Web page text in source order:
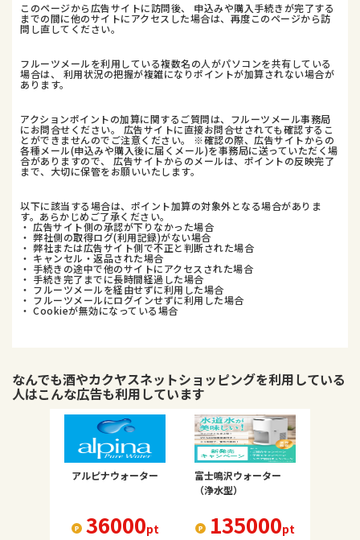
このページから広告サイトに訪問後、 申込みや購入手続きが完了する
までの間に他のサイトにアクセスした場合は、再度このページから訪
問し直してください。
フルーツメールを利用している複数名の人がパソコンを共有している
場合は、 利用状況の把握が複雑になりポイントが加算されない場合が
あります。
アクションポイントの加算に関するご質問は、フルーツメール事務局
にお問合せください。 広告サイトに直接お問合せされても確認するこ
とができませんのでご注意ください。 ※確認の際、広告サイトからの
各種メール(申込みや購入後に届くメール)を事務局に送っていただく場
合がありますので、 広告サイトからのメールは、ポイントの反映完了
まで、大切に保管をお願いいたします。
以下に該当する場合は、ポイント加算の対象外となる場合がありま
す。あらかじめご了承ください。
・ 広告サイト側の承認が下りなかった場合
・ 弊社側の取得ログ(利用記録)がない場合
・ 弊社または広告サイト側で不正と判断された場合
・ キャンセル・返品された場合
・ 手続きの途中で他のサイトにアクセスされた場合
・ 手続き完了までに長時間経過した場合
・ フルーツメールを経由せずに利用した場合
・ フルーツメールにログインせずに利用した場合
・ Cookieが無効になっている場合
なんでも酒やカクヤスネットショッピングを利用している
人はこんな広告も利用しています
アルピナウォーター
36000pt
富士鳴沢ウォーター
（浄水型）
135000pt